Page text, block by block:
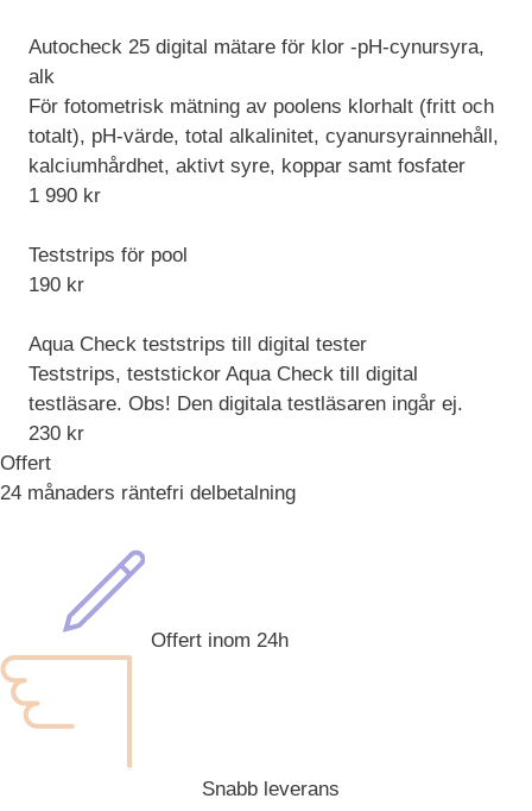
Autocheck 25 digital mätare för klor -pH-cynursyra,
alk
För fotometrisk mätning av poolens klorhalt (fritt och
totalt), pH-värde, total alkalinitet, cyanursyrainnehåll,
kalciumhårdhet, aktivt syre, koppar samt fosfater
1 990 kr
Teststrips för pool
190 kr
Aqua Check teststrips till digital tester
Teststrips, teststickor Aqua Check till digital
testläsare. Obs! Den digitala testläsaren ingår ej.
230 kr
Offert
24 månaders räntefri delbetalning
Offert inom 24h
Snabb leverans